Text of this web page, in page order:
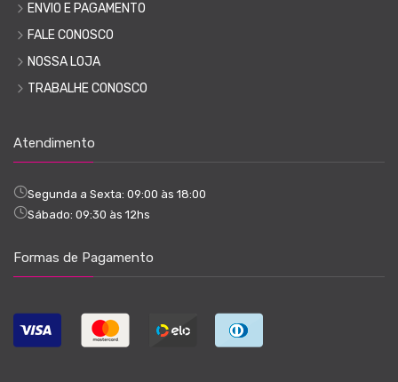
ENVIO E PAGAMENTO
FALE CONOSCO
NOSSA LOJA
TRABALHE CONOSCO
Atendimento
Segunda a Sexta: 09:00 às 18:00
Sábado: 09:30 às 12hs
Formas de Pagamento